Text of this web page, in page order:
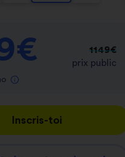
1149€
prix public
Inscris-toi